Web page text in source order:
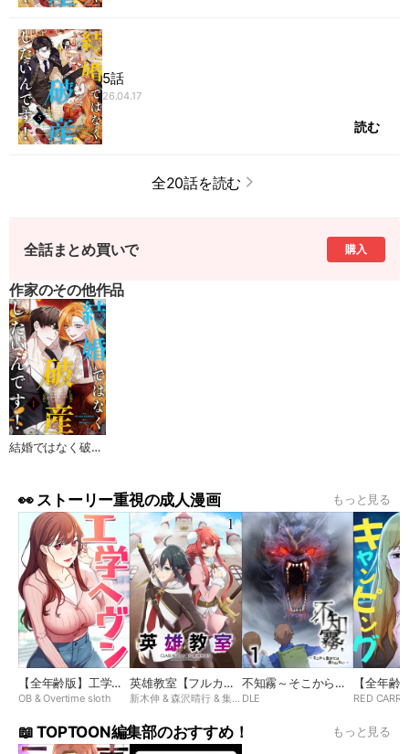
5話
26.04.17
読む
全20話を読む
全話まとめ買いで 購入
作家のその他作品
結婚ではなく破産したいんです！(フルカラー)
👀 ストーリー重視の成人漫画 もっと見る
【全年齢版】工学ヘヴン
OB & Overtime sloth
英雄教室【フルカラー】【タテヨミ】
新木伸 & 森沢晴行 & 集英社 & アップクロス
不知霧～そこから生きては出られない～【フルカラー】【タテヨミ】
DLE RED
📖 TOPTOON編集部のおすすめ！ もっと見る